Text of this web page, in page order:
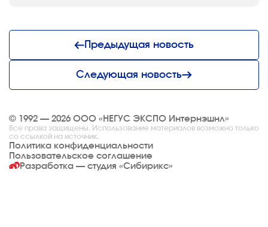
Предыдущая новость
Следующая новость
© 1992 — 2026 ООО «НЕГУС ЭКСПО Интернэшнл»
Все права защищены. Использование материалов возможно только
со ссылкой на источник.
Политика конфиденциальности
Пользовательское соглашение
Разработка — студия «Сибирикс»